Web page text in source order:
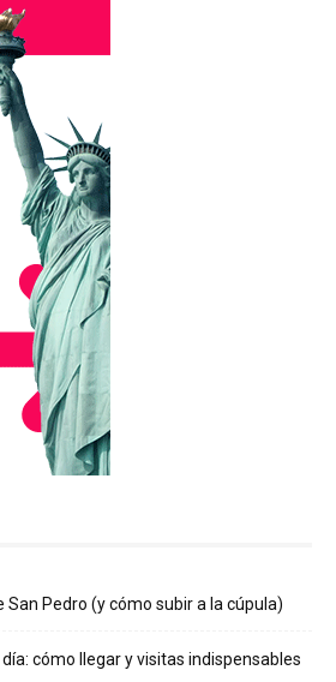
San Pedro (y cómo subir a la cúpula)
cómo llegar y visitas indispensables